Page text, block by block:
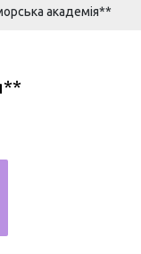
академія**